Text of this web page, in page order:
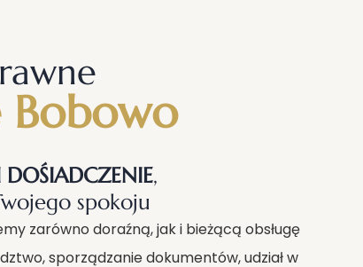
,
spokoju
zarówno doraźną, jak i bieżącą obsługę
sporządzanie dokumentów, udział w